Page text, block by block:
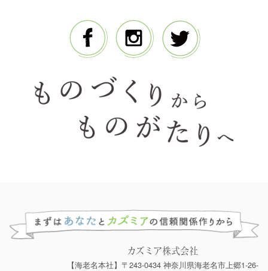
カズミア株式会社
【海老名本社】〒243-0434 神奈川県海老名市上郷1-26-